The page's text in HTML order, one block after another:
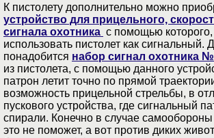
К пистолету дополнительно можно
устройство для прицельного,
сигнала охотника с помощью
использовать пистолет как сигнальный.
понадобится набор сигнал охотника
из пистолета, с помощью данного
патрон летит точно по прямой
возможность прицельной стрельбы, в
пускового устройства, где сигнальный
спирали. Конечно в случае самообороны
это не поможет, а вот против диких